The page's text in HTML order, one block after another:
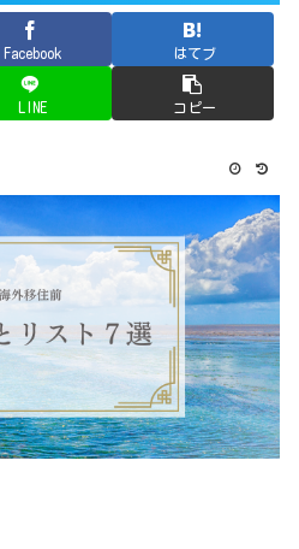
Facebook はてブ
LINE コピー